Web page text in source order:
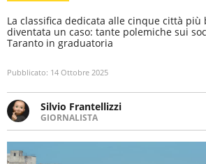
La classifica dedicata alle cinque città
diventata un caso: tante polemiche sui
Taranto in graduatoria
Pubblicato: 14 Ottobre 2025
Silvio Frantellizzi
GIORNALISTA
Giornalista pubblicista. Da oltre
informazione sul web, scrivendo
cronaca, motori, spettacolo e